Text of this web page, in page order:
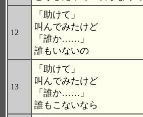
12
「助けて」
叫んでみたけど
「誰か……」
誰もいないの
13
「助けて」
叫んでみたけど
「誰か……」
誰もこないなら